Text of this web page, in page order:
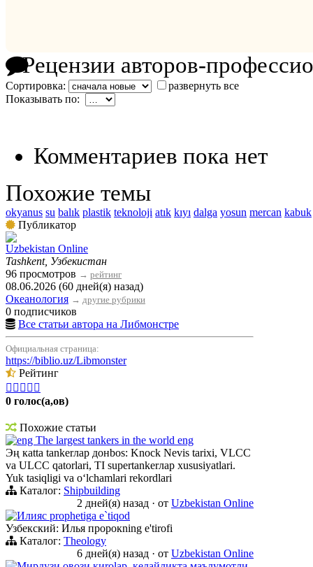
Рецензии авторов-
Сортировка:
развернуть все
Показывать по:
Комментариев пока нет
Похожие темы
okyanus su balık plastik teknoloji atık kıyı dalga yosun mercan kabuk
Публикатор
Uzbekistan Online
Tashkent, Узбекистан
96 просмотров → рейтинг
08.06.2026 (60 дней(я) назад)
Океанология → другие рубрики
0 подписчиков
Все статьи автора на Либмонстре
Официальная страница:
https://biblio.uz/Libmonster
Рейтинг
    
0 голос(а,ов)
Похожие статьи
eng The largest tankers in the world eng
Эң кatta tankerлар донbos: Knock Nevis tarixi, VLCC
va ULCC qatorlari, TI supertankerлар xususiyatlari.
Yuk tasiqligi va oʻlchamlari rekordlari
Каталог: Shipbuilding
2 дней(я) назад · от Uzbekistan Online
Илияс prophetiga e`tiqod
Узбекский: Илья пророкning e'tirofi
Каталог: Theology
6 дней(я) назад · от Uzbekistan Online